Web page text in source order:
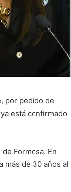
por pedido de
está confirmado
Formosa. En
más de 30 años al